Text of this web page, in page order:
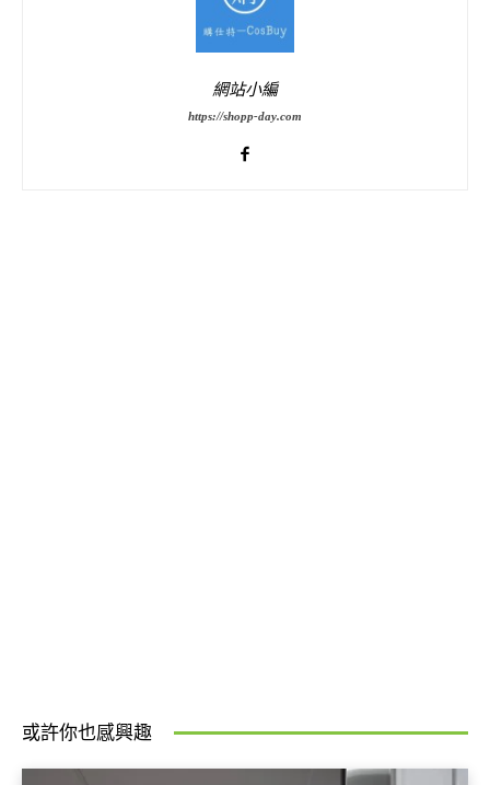
網站小編
https://shopp-day.com
或許你也感興趣